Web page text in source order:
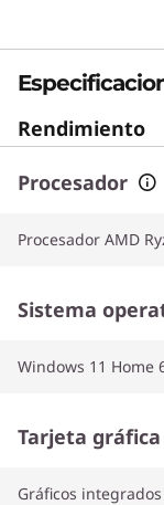
Rendimiento
Procesador
Procesador AMD
Sistema
Windows 11 Home
Tarjeta gráfica
Gráficos integrados